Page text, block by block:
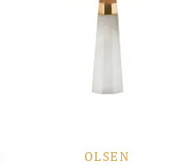
OLSEN